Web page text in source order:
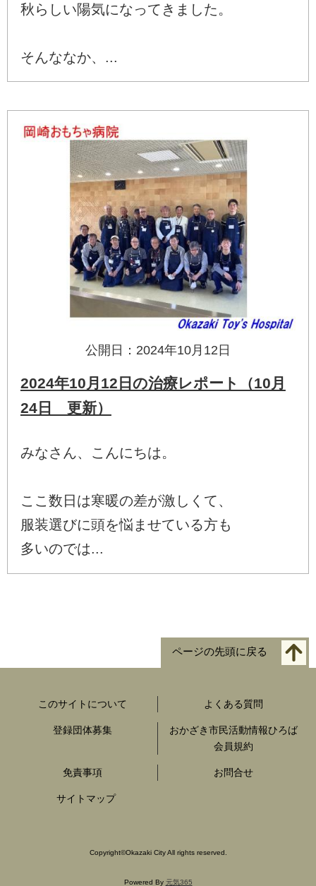
秋らしい陽気になってきました。
そんななか、...
公開日：2024年10月12日
2024年10月12日の治療レポート（10月
24日 更新）
みなさん、こんにちは。
ここ数日は寒暖の差が激しくて、
服装選びに頭を悩ませている方も
多いのでは...
ページの先頭に戻る
このサイトについて よくある質問
登録団体募集
おかざき市民活動情報ひろば
会員規約
免責事項 お問合せ
サイトマップ
Copyright©Okazaki City All rights reserved.
Powered By 元気365